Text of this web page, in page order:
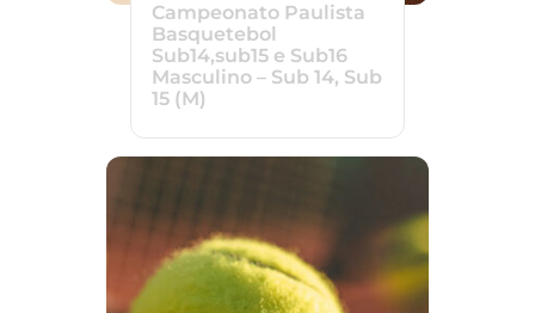
Campeonato Paulista
Basquetebol
Sub14,sub15 e Sub16
Masculino – Sub 14, Sub
15 (M)